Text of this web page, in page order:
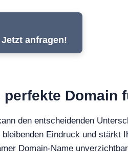
anfragen!
Domain
den entscheidenden
Eindruck und
Domain-Name